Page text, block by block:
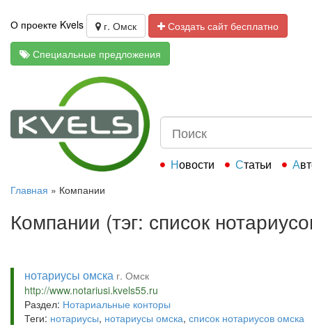
О проекте Kvels г. Омск
Создать сайт бесплатно
Специальные предложения
Новости Статьи
Главная » Компании
Компании (тэг: список
нотариусы омска г. Омск
http://www.notariusi.kvels55.ru
Раздел: Нотариальные конторы
Теги: нотариусы, нотариусы омска, список нотариусов омска